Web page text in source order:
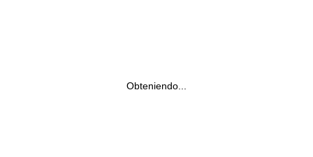
Obteniendo...